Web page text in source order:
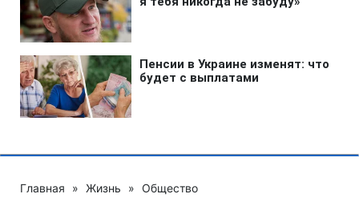
Главная » Жизнь » Общество